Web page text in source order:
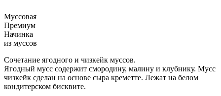
Муссовая
Премиум
Начинка
из муссов
Сочетание ягодного и чизкейк муссов.
Ягодный мусс содержит смородину, малину и клубнику. Мусс
чизкейк сделан на основе сыра креметте. Лежат на белом
кондитерском бисквите.